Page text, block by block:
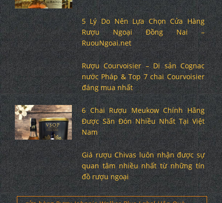
5 Lý Do Nên Lựa Chọn Cửa Hàng
Rượu Ngoại Đồng Nai –
RuouNgoai.net
Rượu Courvoisier – Di sản Cognac
nước Pháp & Top 7 chai Courvoisier
đáng mua nhất
6 Chai Rượu Meukow Chính Hãng
Được Săn Đón Nhiều Nhất Tại Việt
Nam
Giá rượu Chivas luôn nhận được sự
quan tâm nhiều nhất từ những tín
đồ rượu ngoại